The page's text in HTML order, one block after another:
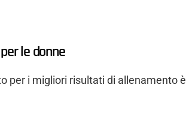
le donne
per i migliori risultati di allenamento è